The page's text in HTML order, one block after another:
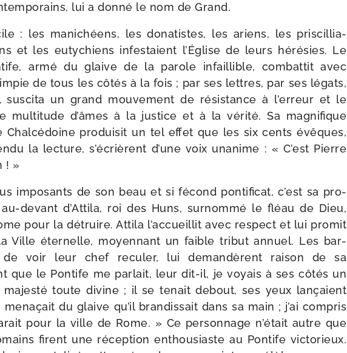
lui a don­né le nom de Grand.
: les mani­chéens, les dona­tistes, les ariens, les pris­cil­lia­
et les euty­chiens infes­taient l’Église de leurs héré­sies. Le
armé du glaive de la parole infaillible, com­bat­tit avec
de tous les côtés à la fois ; par ses lettres, par ses légats,
sus­ci­ta un grand mou­ve­ment de résis­tance à l’er­reur et le
mul­ti­tude d’âmes à la jus­tice et à la véri­té. Sa magni­fique
pro­dui­sit un tel effet que les six cents évêques,
la lec­ture, s’é­crièrent d’une voix una­nime : « C’est Pierre
! »
impo­sants de son beau et si fécond pon­ti­fi­cat, c’est sa pro­
​devant d’Attila, roi des Huns, sur­nom­mé le fléau de Dieu,
pour la détruire. Attila l’ac­cueillit avec res­pect et lui pro­mit
Ville éter­nelle, moyen­nant un faible tri­but annuel. Les bar­
de voir leur chef recu­ler, lui deman­dèrent rai­son de sa
que le Pontife me par­lait, leur dit-​il, je voyais à ses côtés un
majes­té toute divine ; il se tenait debout, ses yeux lan­çaient
du glaive qu’il bran­dis­sait dans sa main ; j’ai com­pris
pour la ville de Rome. » Ce per­son­nage n’é­tait autre que
firent une récep­tion enthou­siaste au Pontife vic­to­rieux.